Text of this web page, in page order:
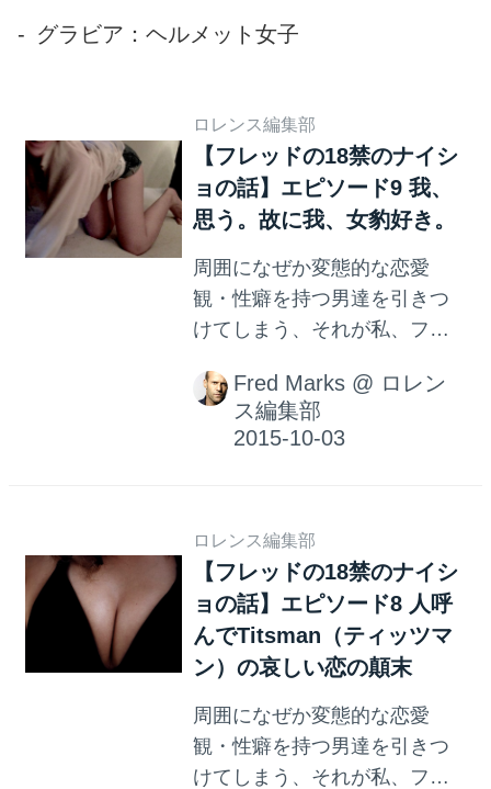
グラビア：ヘルメット女子
ロレンス編集部
【フレッドの18禁のナイシ
ョの話】エピソード9 我、
思う。故に我、女豹好き。
周囲になぜか変態的な恋愛
観・性癖を持つ男達を引きつ
けてしまう、それが私、フレ
イショの話をお届けします。
Fred Marks @ ロレン
ス編集部
ロレンス編集部
【フレッドの18禁のナイシ
ョの話】エピソード8 人呼
んでTitsman（ティッツマ
ン）の哀しい恋の顛末
周囲になぜか変態的な恋愛
観・性癖を持つ男達を引きつ
けてしまう、それが私、フレ